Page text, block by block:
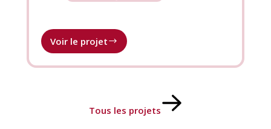
Voir le projetRenforcement
capacités
prévention
Tous les projets